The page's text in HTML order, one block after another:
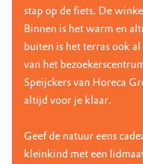
stap op de fiets. De
Binnen is het warm en
buiten is het terras ook
van het
Speijckers van Horeca
altijd voor je klaar.
Geef de natuur eens
kleinkind met een